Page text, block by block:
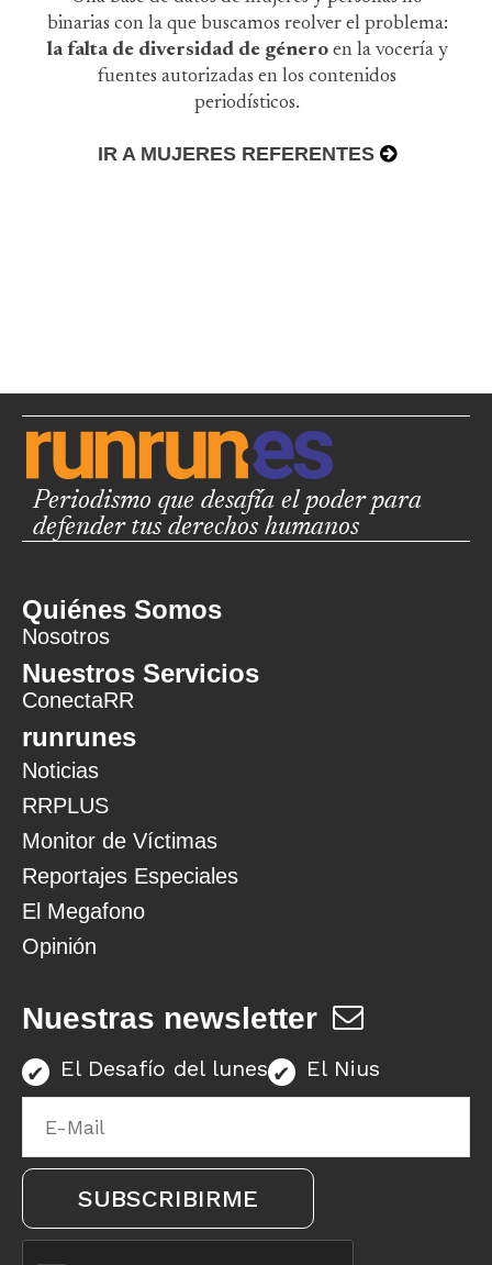
binarias con la que buscamos reolver el problema:
la falta de diversidad de género en la vocería y
fuentes autorizadas en los contenidos
periodísticos.
IR A MUJERES REFERENTES
Periodismo que desafía el poder para
defender tus derechos humanos
Quiénes Somos
Nosotros
Nuestros Servicios
ConectaRR
runrunes
Noticias
RRPLUS
Monitor de Víctimas
Reportajes Especiales
El Megafono
Opinión
Nuestras newsletter
El Desafío del lunes El Nius